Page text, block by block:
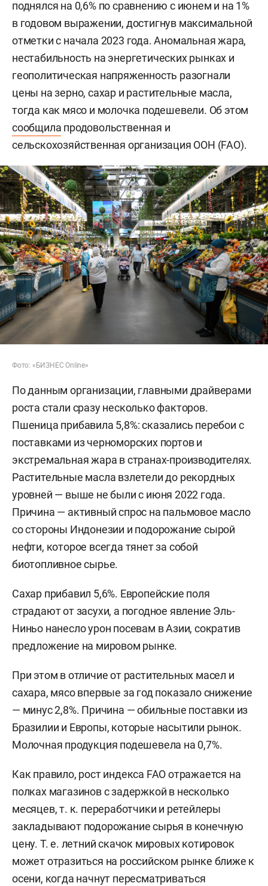
поднялся на 0,6% по сравнению с июнем и на 1%
в годовом выражении, достигнув максимальной
отметки с начала 2023 года. Аномальная жара,
нестабильность на энергетических рынках и
геополитическая напряженность разогнали
цены на зерно, сахар и растительные масла,
тогда как мясо и молочка подешевели. Об этом
сообщила продовольственная и
сельскохозяйственная организация ООН (FAO).
Фото: «БИЗНЕС Online»
По данным организации, главными драйверами
роста стали сразу несколько факторов.
Пшеница прибавила 5,8%: сказались перебои с
поставками из черноморских портов и
экстремальная жара в странах-производителях.
Растительные масла взлетели до рекордных
уровней — выше не были с июня 2022 года.
Причина — активный спрос на пальмовое масло
со стороны Индонезии и подорожание сырой
нефти, которое всегда тянет за собой
биотопливное сырье.
Сахар прибавил 5,6%. Европейские поля
страдают от засухи, а погодное явление Эль-
Ниньо нанесло урон посевам в Азии, сократив
предложение на мировом рынке.
При этом в отличие от растительных масел и
сахара, мясо впервые за год показало снижение
— минус 2,8%. Причина — обильные поставки из
Бразилии и Европы, которые насытили рынок.
Молочная продукция подешевела на 0,7%.
Как правило, рост индекса FAO отражается на
полках магазинов с задержкой в несколько
месяцев, т. к. переработчики и ретейлеры
закладывают подорожание сырья в конечную
цену. Т. е. летний скачок мировых котировок
может отразиться на российском рынке ближе к
осени, когда начнут пересматриваться